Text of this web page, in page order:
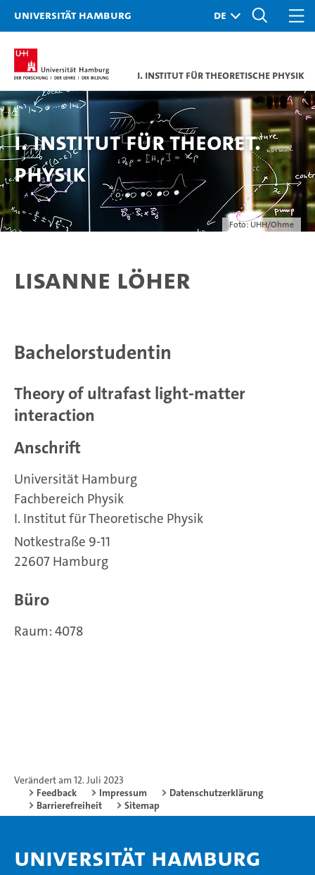
Universität Hamburg
I. Institut für Theoretische Physik
Foto: UHH/Ohme
I. Institut für Theoret.
Physik
Lisanne Löher
Bachelorstudentin
Theory of ultrafast light-matter
interaction
Anschrift
Universität Hamburg
Fachbereich Physik
I. Institut für Theoretische Physik
Notkestraße 9-11
22607 Hamburg
Büro
Raum: 4078
Verändert am 12. Juli 2023
Feedback
Impressum
Datenschutzerklärung
Barrierefreiheit
Sitemap
Universität Hamburg